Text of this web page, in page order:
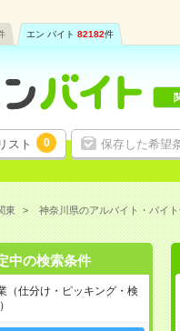
エン バイト 82182件
スト 0 保存した希望
東 神奈川県のアルバイト・バイ
中の検索条件
（仕分け・ピッキング・検